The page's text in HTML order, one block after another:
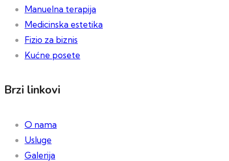
Manuelna terapija
Medicinska estetika
Fizio za biznis
Kućne posete
Brzi linkovi
O nama
Usluge
Galerija